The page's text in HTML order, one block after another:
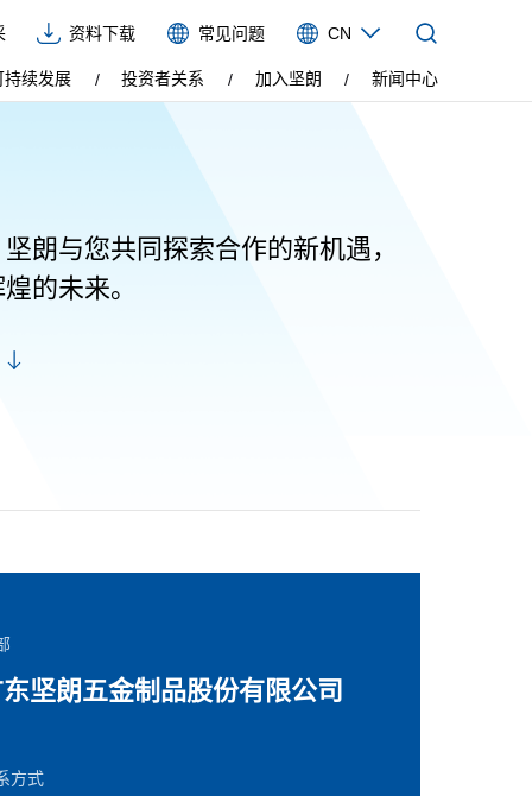
资料下载 常见问题
CN
EN
持续发展 投资者关系 加入坚朗 新闻中心
朗与您共同探索合作的新机遇，
的未来。
坚朗五金制品股份有限公司
方式